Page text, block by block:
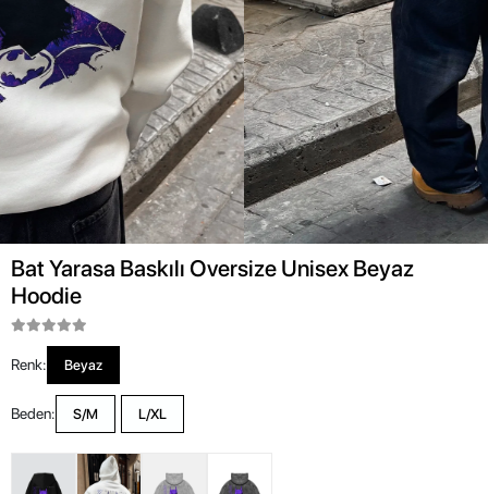
Bat Yarasa Baskılı Oversize Unisex Beyaz
Hoodie
Renk: Beyaz
Beden: S/M L/XL